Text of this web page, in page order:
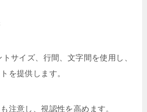
サイズ、行間、文字間を使用し、
を提供します。
注意し、視認性を高めます。